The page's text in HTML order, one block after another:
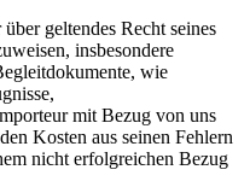
geltendes Recht seines
insbesondere
wie
mit Bezug von uns
Kosten aus seinen Fehlern
nicht erfolgreichen Bezug